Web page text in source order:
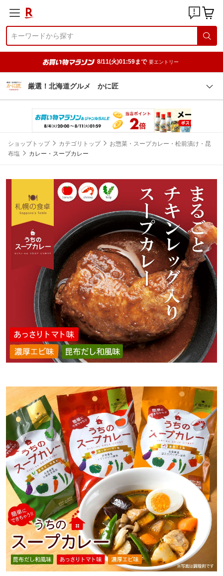
8/11(火)01:59まで 要エントリー
厳選！北海道グルメ かに匠
ショップトップ カテゴリトップ
お惣菜・スープカレー・松前漬け・昆
布塩
カレー・スープカレー